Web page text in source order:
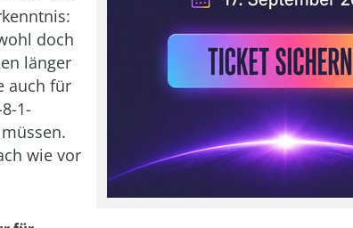
doch
länger
auch für
1-
wie vor